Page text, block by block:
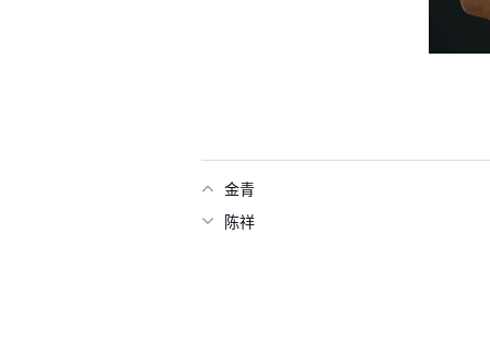
金青
陈祥